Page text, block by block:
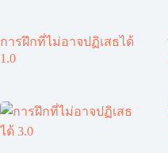
การฝึกที่ไม่อาจปฏิเสธได้
1.0